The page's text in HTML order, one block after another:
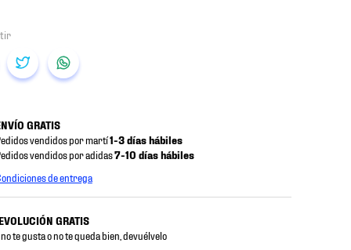
GRATIS
vendidos por martí1-3 días hábiles
vendidos por adidas7-10 días hábiles
de entrega
GRATIS
te gusta o no te queda bien, devuélvelo